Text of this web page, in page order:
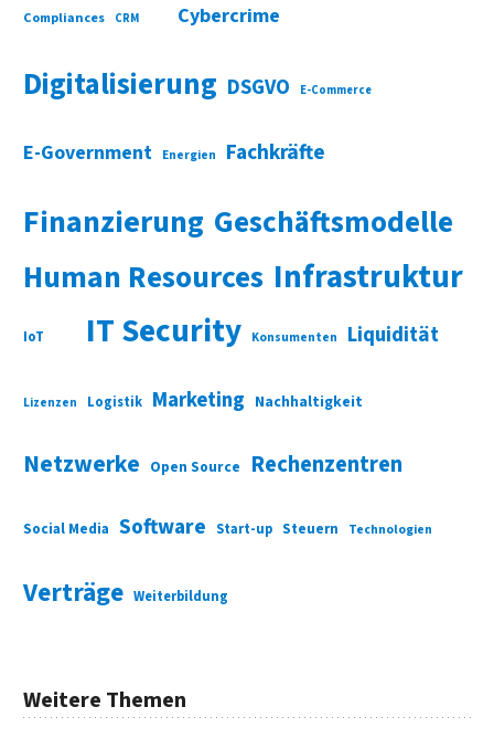
Compliances CRM Cybercrime
Digitalisierung DSGVO E-Commerce
E-Government Energien Fachkräfte
Finanzierung Geschäftsmodelle
Human Resources Infrastruktur
IoT IT Security Konsumenten Liquidität
Lizenzen Logistik Marketing Nachhaltigkeit
Netzwerke Open Source Rechenzentren
Social Media Software Start-up Steuern Technologien
Verträge Weiterbildung
Weitere Themen